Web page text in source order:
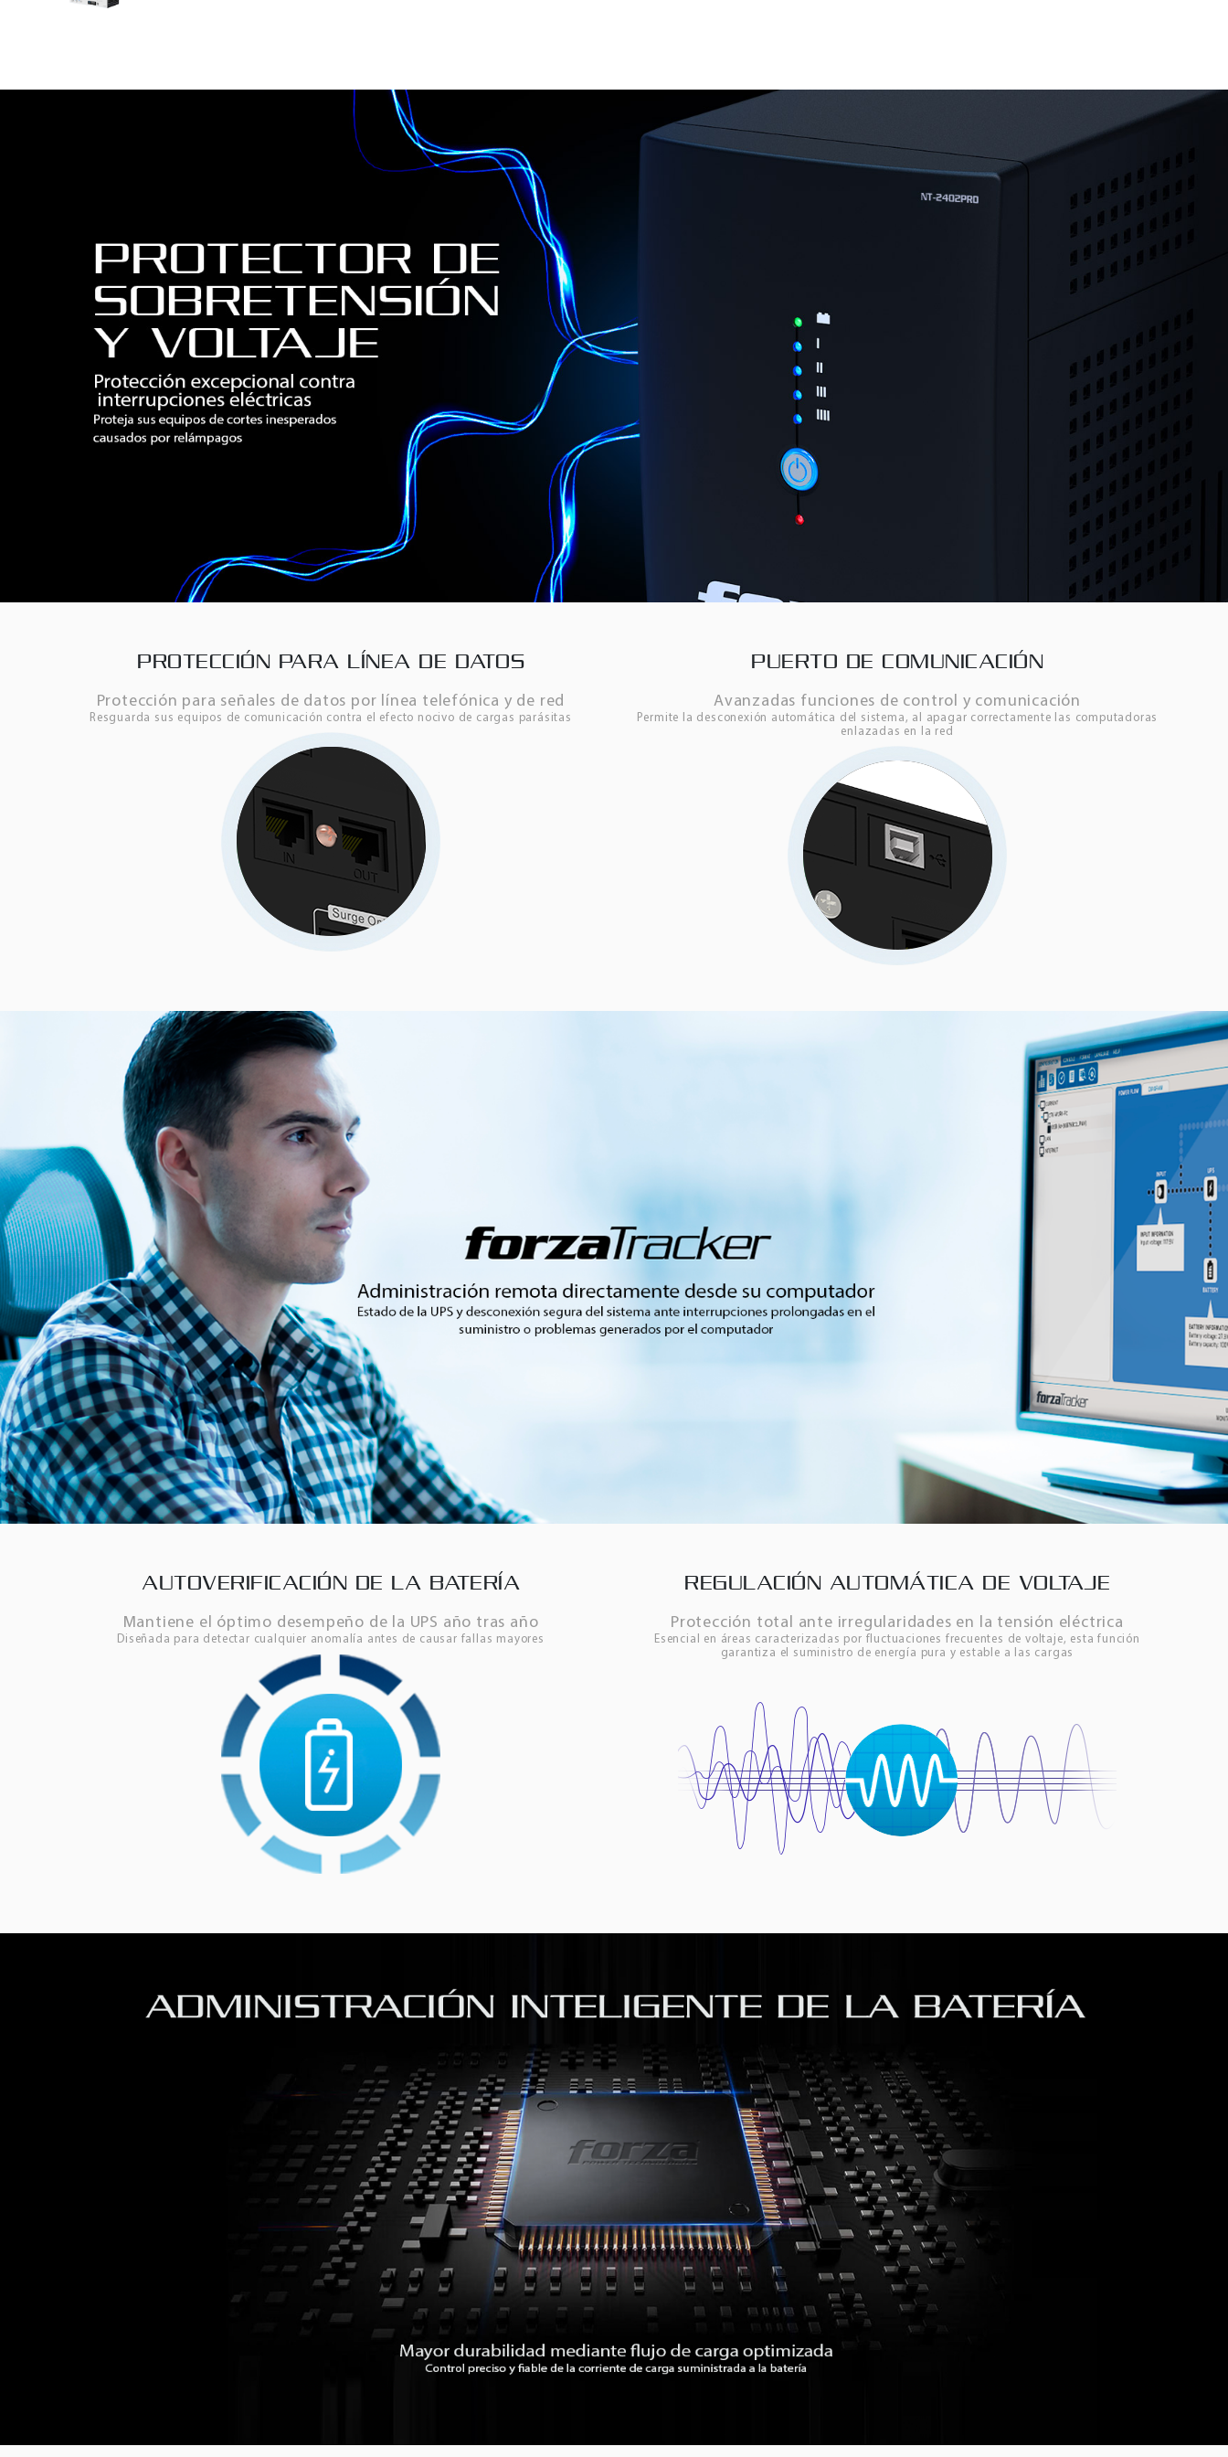
PROTECCIÓN PARA LÍNEA DE DATOS
Protección para señales de datos por línea telefónica y de red
Resguarda sus equipos de comunicación contra el efecto nocivo de cargas parásitas
PUERTO DE COMUNICACIÓN
Avanzadas funciones de control y comunicación
Permite la desconexión automática del sistema, al apagar correctamente las computadoras
enlazadas en la red
AUTOVERIFICACIÓN DE LA BATERÍA
Mantiene el óptimo desempeño de la UPS año tras año
Diseñada para detectar cualquier anomalía antes de causar fallas mayores
REGULACIÓN AUTOMÁTICA DE VOLTAJE
Protección total ante irregularidades en la tensión eléctrica
Esencial en áreas caracterizadas por fluctuaciones frecuentes de voltaje, esta función
garantiza el suministro de energía pura y estable a las cargas